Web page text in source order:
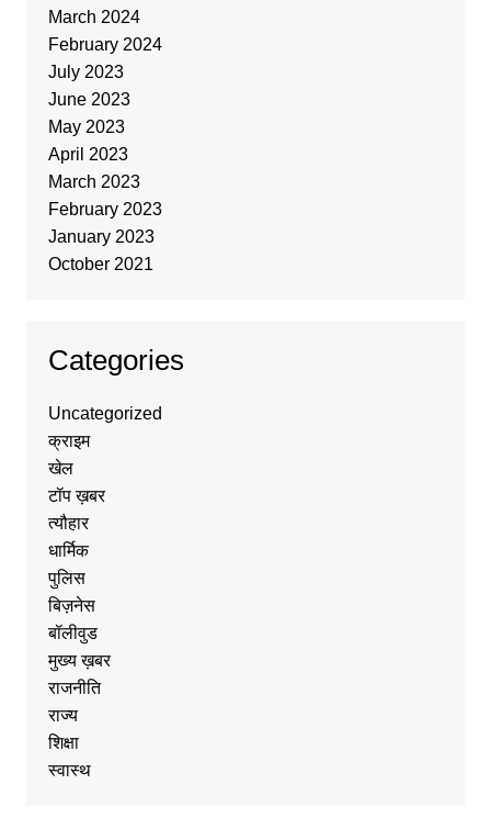
March 2024
February 2024
July 2023
June 2023
May 2023
April 2023
March 2023
February 2023
January 2023
October 2021
Categories
Uncategorized
क्राइम
खेल
टॉप ख़बर
त्यौहार
धार्मिक
पुलिस
बिज़नेस
बॉलीवुड
मुख्य ख़बर
राजनीति
राज्य
शिक्षा
स्वास्थ